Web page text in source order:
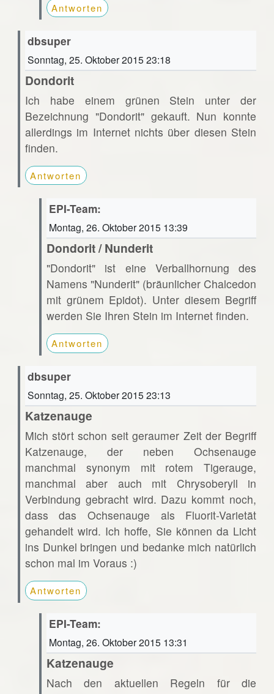
Antworten
dbsuper
Sonntag, 25. Oktober 2015 23:18
Dondorit
Ich habe einem grünen Stein unter der
Bezeichnung "Dondorit" gekauft. Nun konnte
allerdings im Internet nichts über diesen Stein
finden.
Antworten
EPI-Team:
Montag, 26. Oktober 2015 13:39
Dondorit / Nunderit
"Dondorit" ist eine Verballhornung des
Namens "Nunderit" (bräunlicher Chalcedon
mit grünem Epidot). Unter diesem Begriff
werden Sie Ihren Stein im Internet finden.
Antworten
dbsuper
Sonntag, 25. Oktober 2015 23:13
Katzenauge
Mich stört schon seit geraumer Zeit der Begriff
Katzenauge, der neben Ochsenauge
manchmal synonym mit rotem Tigerauge,
manchmal aber auch mit Chrysoberyll in
Verbindung gebracht wird. Dazu kommt noch,
dass das Ochsenauge als Fluorit-Varietät
gehandelt wird. Ich hoffe, Sie können da Licht
ins Dunkel bringen und bedanke mich natürlich
schon mal im Voraus :)
Antworten
EPI-Team:
Montag, 26. Oktober 2015 13:31
Katzenauge
Nach den aktuellen Regeln für die